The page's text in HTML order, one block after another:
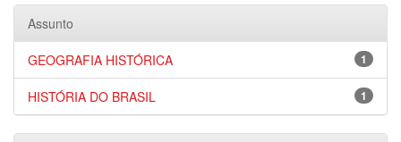
Assunto
1
GEOGRAFIA HISTÓRICA
1
HISTÓRIA DO BRASIL